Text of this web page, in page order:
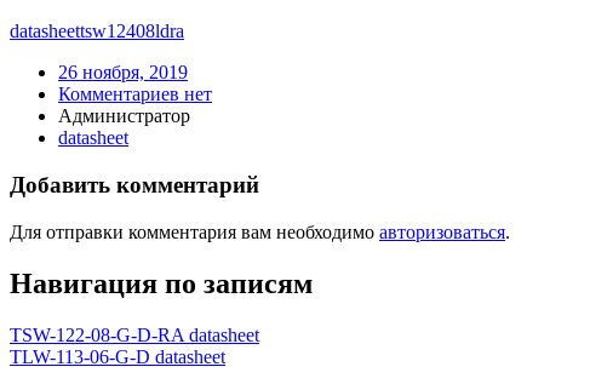
datasheettsw12408ldra
26 ноября, 2019
Комментариев нет
Администратор
datasheet
Добавить комментарий
Для отправки комментария вам необходимо авторизоваться.
Навигация по записям
TSW-122-08-G-D-RA datasheet
TLW-113-06-G-D datasheet